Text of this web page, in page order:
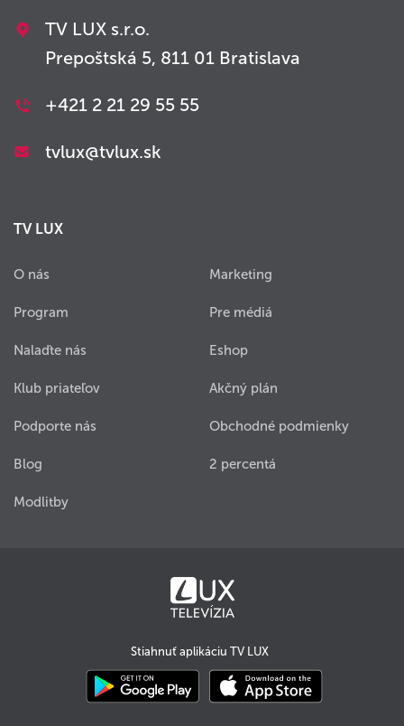
TV LUX s.r.o.
Prepoštská 5, 811 01 Bratislava
+421 2 21 29 55 55
tvlux@tvlux.sk
TV LUX
O nás
Program
Nalaďte nás
Klub priateľov
Podporte nás
Blog
Modlitby
Marketing
Pre médiá
Eshop
Akčný plán
Obchodné podmienky
2 percentá
Stiahnuť aplikáciu TV LUX